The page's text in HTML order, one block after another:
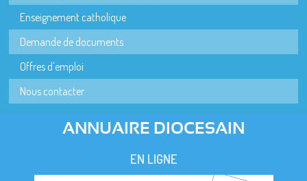
Enseignement catholique
Demande de documents
Offres d'emploi
Nous contacter
ANNUAIRE DIOCESAIN
EN LIGNE